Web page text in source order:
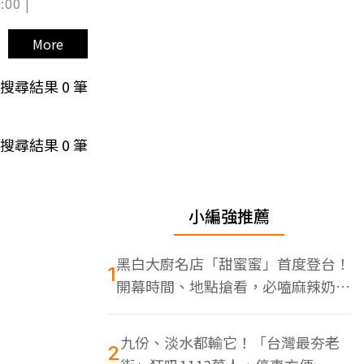
More
搜尋結果0筆
搜尋結果0筆
小編強推薦
1黑白大廚名店「甜蜜蜜」首度登台！
開幕時間、地點搶看，必嗑麻辣奶油
蝦
2九份、淡水都輸它！「台灣最夯老